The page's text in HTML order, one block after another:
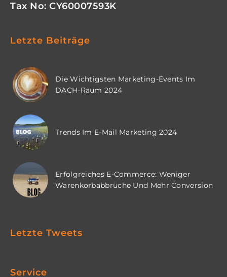
Tax No: CY60007593K
Letzte Beiträge
Die Wichtigsten Marketing-Events Im
DACH-Raum 2024
Trends Im E-Mail Marketing 2024
Erfolgreiches E-Commerce: Weniger
Warenkorbabbrüche Und Mehr Conversion
Letzte Tweets
Service